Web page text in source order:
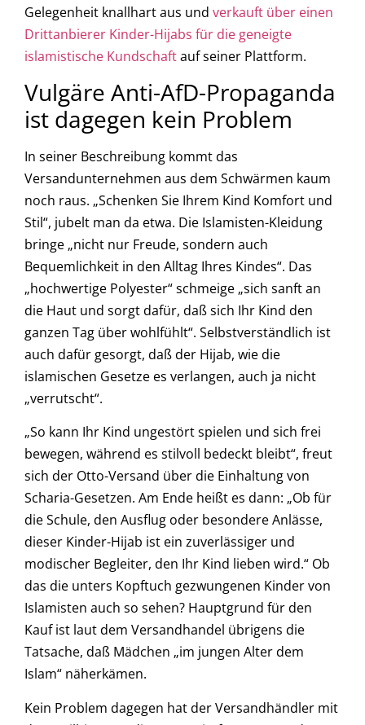
Gelegenheit knallhart aus und verkauft über einen
Drittanbierer Kinder-Hijabs für die geneigte
islamistische Kundschaftauf seiner Plattform.
Vulgäre Anti-AfD-Propaganda
ist dagegen kein Problem
In seiner Beschreibung kommt das
Versandunternehmen aus dem Schwärmen kaum
noch raus. „Schenken Sie Ihrem Kind Komfort und
Stil“, jubelt man da etwa. Die Islamisten-Kleidung
bringe „nicht nur Freude, sondern auch
Bequemlichkeit in den Alltag Ihres Kindes“. Das
„hochwertige Polyester“ schmeige „sich sanft an
die Haut und sorgt dafür, daß sich Ihr Kind den
ganzen Tag über wohlfühlt“. Selbstverständlich ist
auch dafür gesorgt, daß der Hijab, wie die
islamischen Gesetze es verlangen, auch ja nicht
„verrutscht“.
„So kann Ihr Kind ungestört spielen und sich frei
bewegen, während es stilvoll bedeckt bleibt“, freut
sich der Otto-Versand über die Einhaltung von
Scharia-Gesetzen. Am Ende heißt es dann: „Ob für
die Schule, den Ausflug oder besondere Anlässe,
dieser Kinder-Hijab ist ein zuverlässiger und
modischer Begleiter, den Ihr Kind lieben wird.“ Ob
das die unters Kopftuch gezwungenen Kinder von
Islamisten auch so sehen? Hauptgrund für den
Kauf ist laut dem Versandhandel übrigens die
Tatsache, daß Mädchen „im jungen Alter dem
Islam“ näherkämen.
Kein Problem dagegen hat der Versandhändler mit